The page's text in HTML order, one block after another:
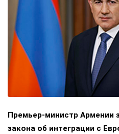
Премьер-министр Армении
закона об интеграции с